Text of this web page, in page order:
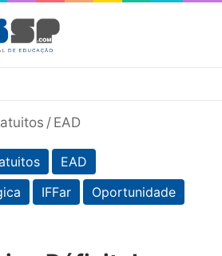
/ EAD
EAD
IFFar Oportunidade